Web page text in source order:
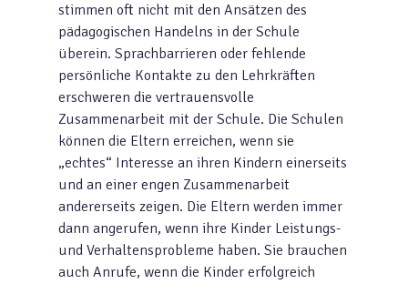
stimmen oft nicht mit den Ansätzen des
pädagogischen Handelns in der Schule
überein. Sprachbarrieren oder fehlende
persönliche Kontakte zu den Lehrkräften
erschweren die vertrauensvolle
Zusammenarbeit mit der Schule. Die Schulen
können die Eltern erreichen, wenn sie
„echtes“ Interesse an ihren Kindern einerseits
und an einer engen Zusammenarbeit
andererseits zeigen. Die Eltern werden immer
dann angerufen, wenn ihre Kinder Leistungs-
und Verhaltensprobleme haben. Sie brauchen
auch Anrufe, wenn die Kinder erfolgreich